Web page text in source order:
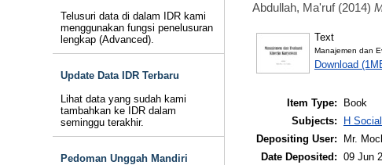
Telusuri data di dalam IDR kami
menggunakan fungsi penelusuran
lengkap (Advanced).
Update Data IDR Terbaru
Lihat data yang sudah kami
tambahkan ke IDR dalam
seminggu terakhir.
Pedoman Unggah Mandiri
Abdullah, Ma'ruf(2014)
Text
Manajemen dan
Download
Item Type:
Book
Subjects:
H
Depositing User:
Mr.
Date Deposited: 09 Jun